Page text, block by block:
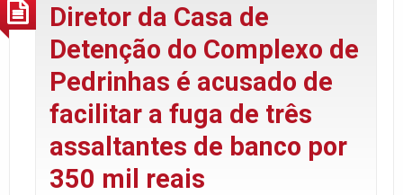
Diretor da Casa de
Detenção do Complexo de
Pedrinhas é acusado de
facilitar a fuga de três
assaltantes de banco por
350 mil reais